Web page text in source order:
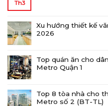
Th3
Xu hướng thiết kế
2026
Top quán ăn cho
Metro Quận 1
Top 8 tòa nhà cho
Metro số 2 (BT-TL)